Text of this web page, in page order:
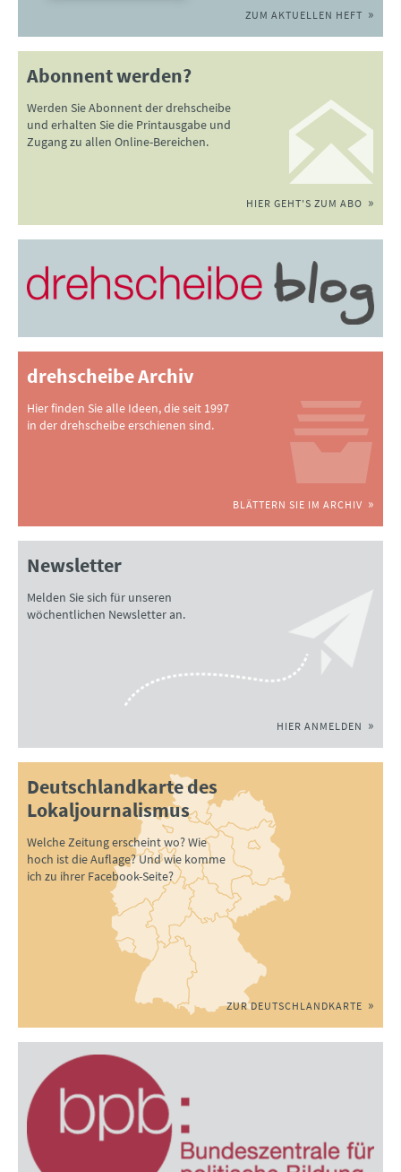
ZUM AKTUELLEN HEFT
Abonnent werden?
Werden Sie Abonnent der drehscheibe
und erhalten Sie die Printausgabe und
Zugang zu allen Online-Bereichen.
HIER GEHT'S ZUM ABO
drehscheibe Archiv
Hier finden Sie alle Ideen, die seit 1997
in der drehscheibe erschienen sind.
BLÄTTERN SIE IM ARCHIV
Newsletter
Melden Sie sich für unseren
wöchentlichen Newsletter an.
HIER ANMELDEN
Deutschlandkarte des
Lokaljournalismus
Welche Zeitung erscheint wo? Wie
hoch ist die Auflage? Und wie komme
ich zu ihrer Facebook-Seite?
ZUR DEUTSCHLANDKARTE